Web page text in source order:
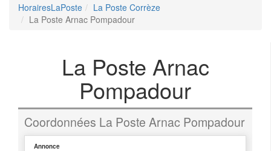
HorairesLaPoste
La Poste Corrèze
La Poste Arnac Pompadour
La Poste Arnac
Pompadour
Coordonnées La Poste Arnac Pompadour
Annonce